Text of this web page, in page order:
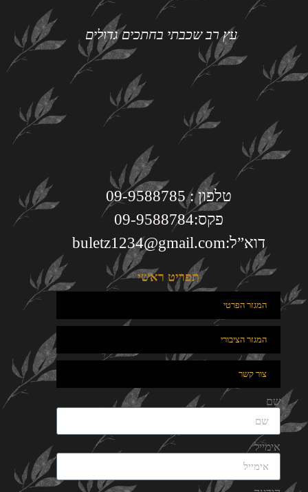
עץ רב שכבתי בחתכים גדולים
טלפון : 09-9588785
פקס:09-9588784
דוא”ל:buletz1234@gmail.com
תפריט ראשי
המגזר הפרטי
המגזר הציבורי
צור קשר
שם
אימייל